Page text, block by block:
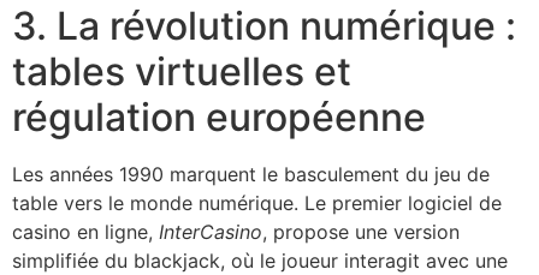
3. La révolution numérique :
tables virtuelles et
régulation européenne
Les années 1990 marquent le basculement du jeu de
table vers le monde numérique. Le premier logiciel de
casino en ligne, InterCasino, propose une version
simplifiée du blackjack, où le joueur interagit avec une